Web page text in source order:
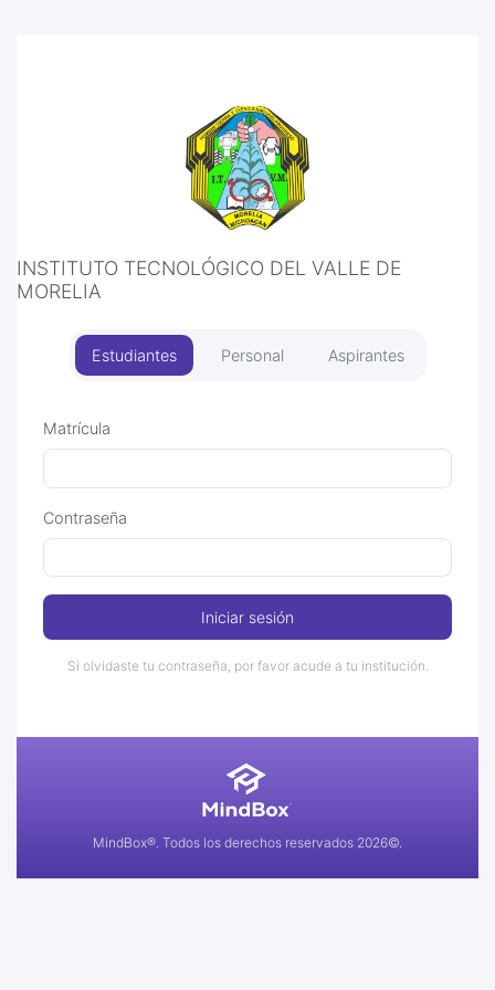
MindBox®. Todos los derechos reservados 2026©.
INSTITUTO TECNOLÓGICO DEL VALLE DE
MORELIA
Estudiantes Personal Aspirantes
Matrícula
Contraseña
Iniciar sesión
Si olvidaste tu contraseña, por favor acude a tu institución.